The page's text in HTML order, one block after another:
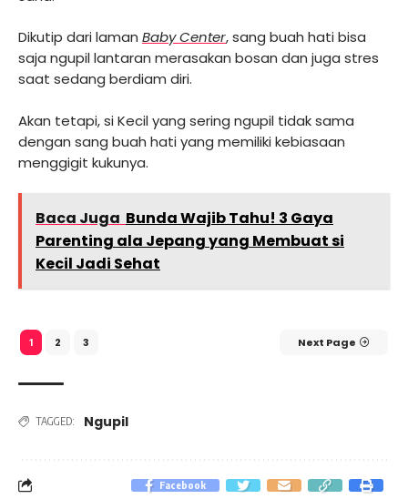
Dikutip dari laman Baby Center, sang buah hati bisa
saja ngupil lantaran merasakan bosan dan juga stres
saat sedang berdiam diri.
Akan tetapi, si Kecil yang sering ngupil tidak sama
dengan sang buah hati yang memiliki kebiasaan
menggigit kukunya.
Baca Juga Bunda Wajib Tahu! 3 Gaya
Parenting ala Jepang yang Membuat si
Kecil Jadi Sehat
1 2 3 Next Page
TAGGED: Ngupil
Facebook